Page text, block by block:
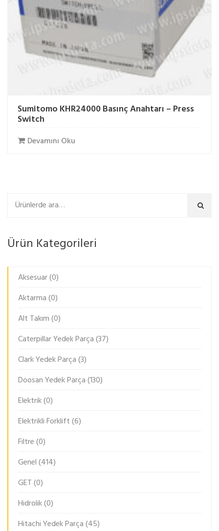
Sumitomo KHR24000 Basınç Anahtarı – Press
Switch
Devamını Oku
Ara
Ürün Kategorileri
Aksesuar(0)
Aktarma(0)
Alt Takım(0)
Caterpillar Yedek Parça(37)
Clark Yedek Parça(3)
Doosan Yedek Parça(130)
Elektrik(0)
Elektrikli Forklift(6)
Filtre(0)
Genel(414)
GET(0)
Hidrolik(0)
Hitachi Yedek Parça(45)